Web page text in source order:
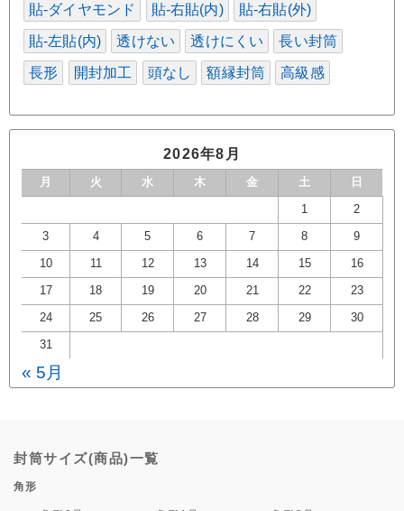
貼-ダイヤモンド 貼-右貼(内) 貼-右貼(外)
貼-左貼(内) 透けない 透けにくい 長い封筒
長形 開封加工 頭なし 額縁封筒 高級感
2026年8月
月 火 水 木 金 土 日
1 2
3 4 5 6 7 8 9
10 11 12 13 14 15 16
17 18 19 20 21 22 23
24 25 26 27 28 29 30
31
« 5月
封筒サイズ(商品)一覧
角形